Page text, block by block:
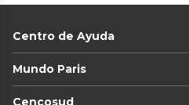
Centro de Ayuda
Mundo Paris
Cencosud